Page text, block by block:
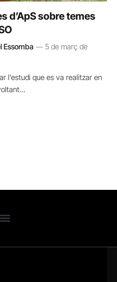
d’ApS sobre temes
Essomba
5 de març de
l’estudi que es va realitzar en